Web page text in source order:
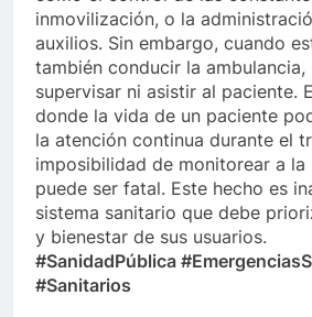
inmovilización, o la
auxilios. Sin embargo, cuando
también conducir la ambulancia,
supervisar ni asistir al paciente.
donde la vida de un paciente
la atención continua durante el
imposibilidad de monitorear a la
puede ser fatal. Este hecho es
sistema sanitario que debe
y bienestar de sus usuarios.
#SanidadPública
#Sanitarios